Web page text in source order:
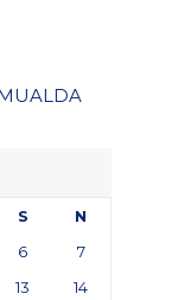
S
N
6
7
13
14